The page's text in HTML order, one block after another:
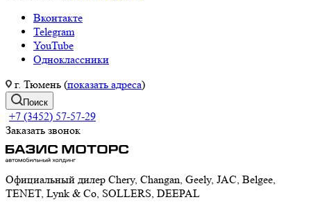
Вконтакте
Telegram
YouTube
Одноклассники
г. Тюмень (показать адреса)
Поиск
+7 (3452) 57-57-29
Заказать звонок
Официальный дилер Chery, Changan, Geely, JAC, Belgee,
TENET, Lynk & Co, SOLLERS, DEEPAL